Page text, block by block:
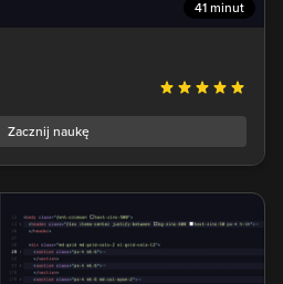
41 minut
Zacznij naukę